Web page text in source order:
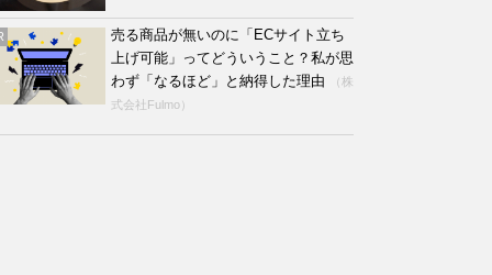
売る商品が無いのに「ECサイト立ち
上げ可能」ってどういうこと？私が思
わず「なるほど」と納得した理由
（株
式会社Fulmo）